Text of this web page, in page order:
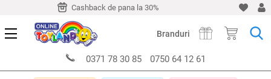
Cashback de pana la 30% Livrare timp de 5-10
Branduri
0371 78 30 85 0750 64 12 61